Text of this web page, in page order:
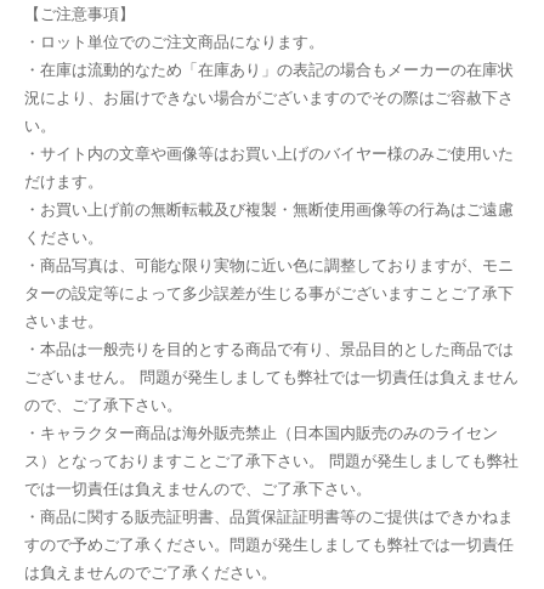
【ご注意事項】
・ロット単位でのご注文商品になります。
・在庫は流動的なため「在庫あり」の表記の場合もメーカーの在庫状
況により、お届けできない場合がございますのでその際はご容赦下さ
い。
・サイト内の文章や画像等はお買い上げのバイヤー様のみご使用いた
だけます。
・お買い上げ前の無断転載及び複製・無断使用画像等の行為はご遠慮
ください。
・商品写真は、可能な限り実物に近い色に調整しておりますが、モニ
ターの設定等によって多少誤差が生じる事がございますことご了承下
さいませ。
・本品は一般売りを目的とする商品で有り、景品目的とした商品では
ございません。 問題が発生しましても弊社では一切責任は負えません
ので、ご了承下さい。
・キャラクター商品は海外販売禁止（日本国内販売のみのライセン
ス）となっておりますことご了承下さい。 問題が発生しましても弊社
では一切責任は負えませんので、ご了承下さい。
・商品に関する販売証明書、品質保証証明書等のご提供はできかねま
すので予めご了承ください。問題が発生しましても弊社では一切責任
は負えませんのでご了承ください。